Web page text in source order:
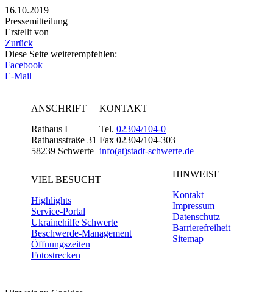
16.10.2019
Pressemitteilung
Erstellt von
Zurück
Diese Seite weiterempfehlen:
Facebook
E-Mail
ANSCHRIFT
Rathaus I
Rathausstraße 31
58239 Schwerte
KONTAKT
Tel. 02304/104-0
Fax 02304/104-303
info(at)stadt-schwerte.de
VIEL BESUCHT
Highlights
Service-Portal
Ukrainehilfe Schwerte
Beschwerde-Management
Öffnungszeiten
Fotostrecken
HINWEISE
Kontakt
Impressum
Datenschutz
Barrierefreiheit
Sitemap